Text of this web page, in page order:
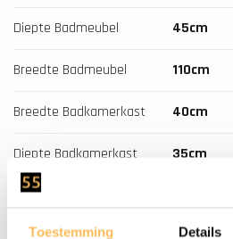
Toestemming Details
Diepte Badmeubel 45cm
Breedte Badmeubel 110cm
Breedte Badkamerkast 40cm
Diepte Badkamerkast 35cm
Hoogte Badkamerkast